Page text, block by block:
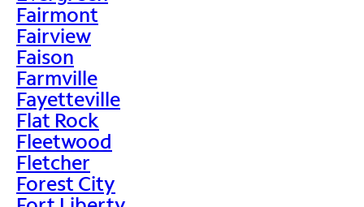
Fairmont
Fairview
Faison
Farmville
Fayetteville
Flat Rock
Fleetwood
Fletcher
Forest City